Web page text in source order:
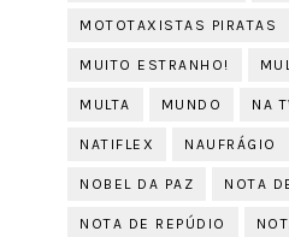
MOTOTAXISTAS PIRATAS
MUITO ESTRANHO!
MULTA MUNDO NA
NATIFLEX NAUFRÁGIO
NOBEL DA PAZ NOTA
NOTA DE REPÚDIO